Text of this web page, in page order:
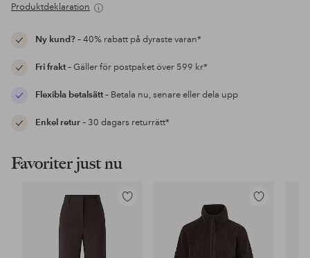
Produktdeklaration
Ny kund?– 40% rabatt på dyraste varan*
Fri frakt– Gäller för postpaket över 599 kr*
Flexibla betalsätt– Betala nu, senare eller dela upp
Enkel retur– 30 dagars returrätt*
Favoriter just nu
Lägg
Lägg
favoriter